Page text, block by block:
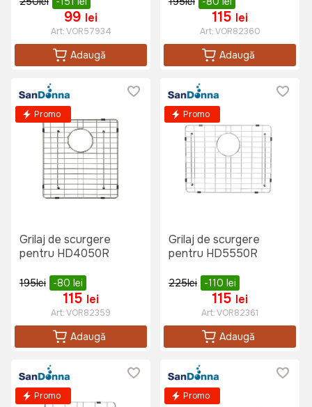
99 lei
Art:VOR57934
Adaugă
115 lei
Art:VOR82360
Adaugă
Promo
Grilaj de scurgere
pentru HD4050R
195lei -80 lei
115 lei
Art:VOR82359
Adaugă
Promo
Grilaj de scurgere
pentru HD5550R
225lei -110 lei
115 lei
Art:VOR82361
Adaugă
Promo Promo